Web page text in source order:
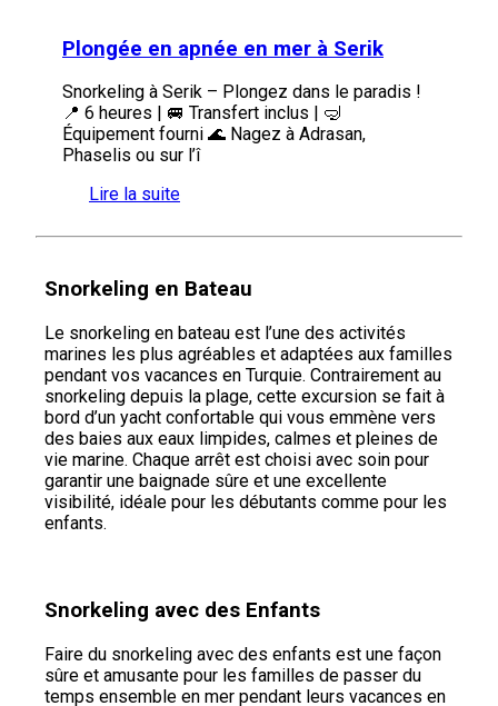
Plongée en apnée en mer à Serik
Snorkeling à Serik – Plongez dans le paradis !
📍 6 heures | 🚐 Transfert inclus | 🤿
Équipement fourni 🌊 Nagez à Adrasan,
Phaselis ou sur l’î
Lire la suite
Snorkeling en Bateau
Le snorkeling en bateau est l’une des activités
marines les plus agréables et adaptées aux familles
pendant vos vacances en Turquie. Contrairement au
snorkeling depuis la plage, cette excursion se fait à
bord d’un yacht confortable qui vous emmène vers
des baies aux eaux limpides, calmes et pleines de
vie marine. Chaque arrêt est choisi avec soin pour
garantir une baignade sûre et une excellente
visibilité, idéale pour les débutants comme pour les
enfants.
Snorkeling avec des Enfants
Faire du snorkeling avec des enfants est une façon
sûre et amusante pour les familles de passer du
temps ensemble en mer pendant leurs vacances en